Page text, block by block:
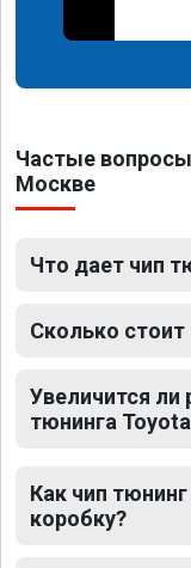
Частые вопросы
Москве
Что дает чип
Сколько стоит
Увеличится ли
тюнинга
Как чип
коробку?